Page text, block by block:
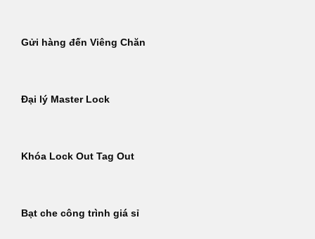
Gửi hàng đến Viêng Chăn
Đại lý Master Lock
Khóa Lock Out Tag Out
Bạt che công trình giá sỉ